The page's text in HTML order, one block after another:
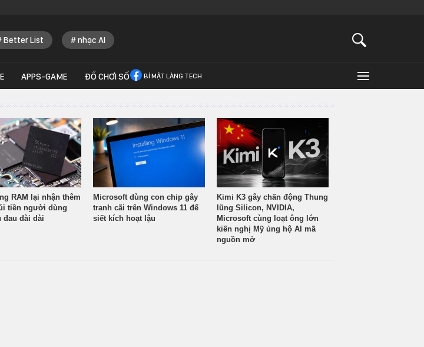
Better List nhạc AI
APPS-GAME ĐỒ CHƠI SỐ BÍ MẬT LÀNG TECH
RAM lại nhận thêm
tiền người dùng
đau dài dài
Microsoft dùng con chip gây
tranh cãi trên Windows 11 để
siết kích hoạt lậu
Kimi K3 gây chấn động Thung
lũng Silicon, NVIDIA,
Microsoft cùng loạt ông lớn
kiến nghị Mỹ ủng hộ AI mã
nguồn mở